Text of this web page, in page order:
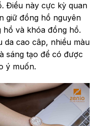
Điều này cực kỳ quan
giữ đồng hồ nguyên
hồ và khóa đồng hồ.
da cao câp, nhiều màu
sáng tạo để có được
ý muốn.